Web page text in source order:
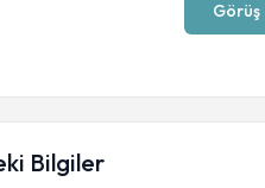
Görüş
Bilgiler